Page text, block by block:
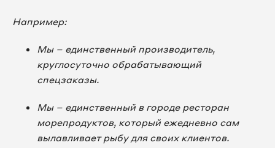
Например:
Мы – единственный производитель,
круглосуточно обрабатывающий
спецзаказы.
Мы – единственный в городе ресторан
морепродуктов, который ежедневно сам
вылавливает рыбу для своих клиентов.